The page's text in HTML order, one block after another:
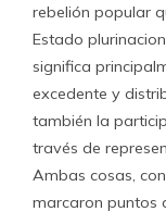
rebelión popular
Estado
significa
excedente y
también la
través de
Ambas cosas,
marcaron puntos